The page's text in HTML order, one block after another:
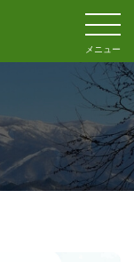
メニュー